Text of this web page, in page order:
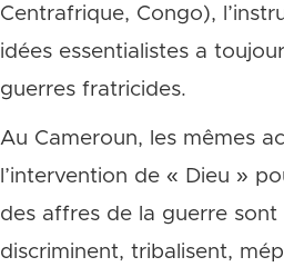
Centrafrique, Congo),
idées essentialistes a
guerres fratricides.
Au Cameroun, les mêmes
l’intervention de « Dieu »
des affres de la guerre
discriminent, tribalisent,